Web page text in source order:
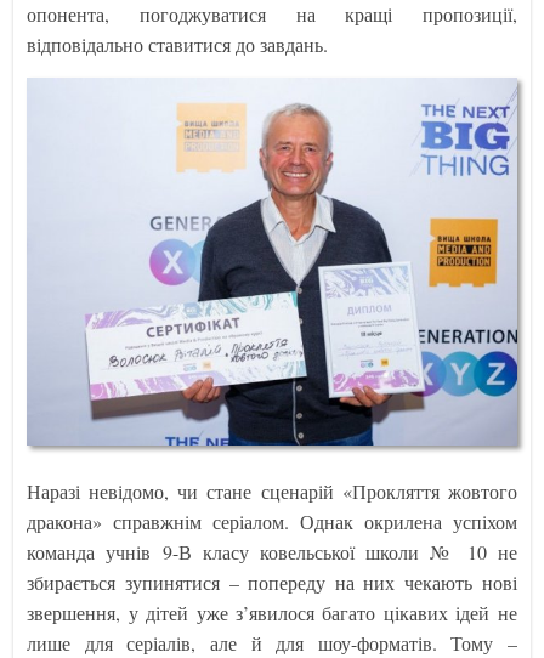
опонента, погоджуватися на кращі пропозиції,
відповідально ставитися до завдань.
Наразі невідомо, чи стане сценарій «Прокляття жовтого
дракона» справжнім серіалом. Однак окрилена успіхом
команда учнів 9-В класу ковельської школи № 10 не
збирається зупинятися – попереду на них чекають нові
звершення, у дітей уже з’явилося багато цікавих ідей не
лише для серіалів, але й для шоу-форматів. Тому –